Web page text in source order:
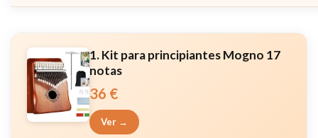
1. Kit para principiantes Mogno 17
notas
36 €
Ver →